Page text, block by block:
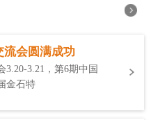
流会圆满成功
3.20-3.21，第6期中国
金石特